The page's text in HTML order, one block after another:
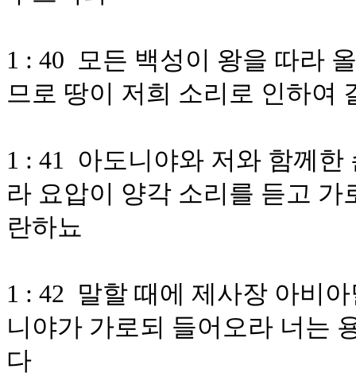
1 : 40 모든 백성이 왕을 따라
므로 땅이 저희 소리로 인하여
1 : 41 아도니야와 저와 함께
라 요압이 양각 소리를 듣고
란하뇨
1 : 42 말할 때에 제사장 아비
니야가 가로되 들어오라 너는
다